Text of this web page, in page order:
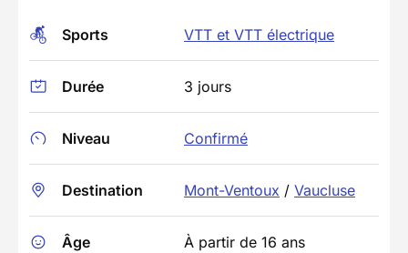
Sports VTT et VTT électrique
Durée 3 jours
Niveau Confirmé
Destination Mont-Ventoux / Vaucluse
Âge À partir de 16 ans